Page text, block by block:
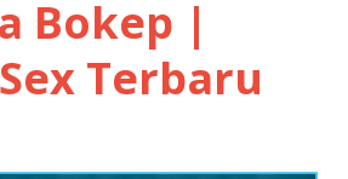
Bokep |
Terbaru